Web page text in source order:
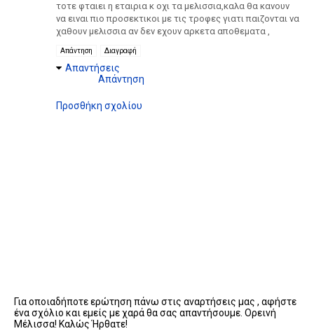
τοτε φταιει η εταιρια κ οχι τα μελισσια,καλα θα κανουν
να ειναι πιο προσεκτικοι με τις τροφες γιατι παιζονται να
χαθουν μελισσια αν δεν εχουν αρκετα αποθεματα ,
Απάντηση Διαγραφή
Απαντήσεις
Απάντηση
Προσθήκη σχολίου
Για οποιαδήποτε ερώτηση πάνω στις αναρτήσεις μας , αφήστε
ένα σχόλιο και εμείς με χαρά θα σας απαντήσουμε. Ορεινή
Μέλισσα! Καλώς Ήρθατε!